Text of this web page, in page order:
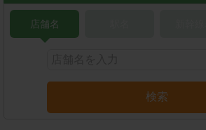
店舗名
検索